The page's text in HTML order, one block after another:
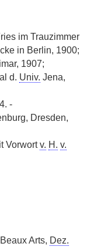
im Trauzimmer
in Berlin, 1900;
1907;
d. Univ. Jena,
-
Dresden,
Vorwortv. H. v.
Arts, Dez.